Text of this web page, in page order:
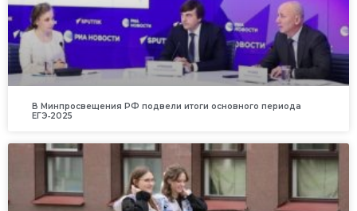
В Минпросвещения РФ подвели итоги основного периода
ЕГЭ‑2025